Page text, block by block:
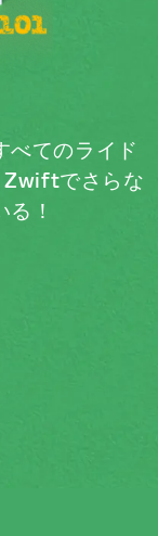
べてのライド
Zwiftでさらな
！